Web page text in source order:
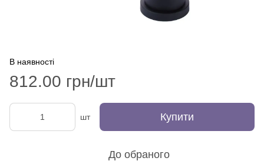
В наявності
812.00 грн/шт
шт Купити
До обраного